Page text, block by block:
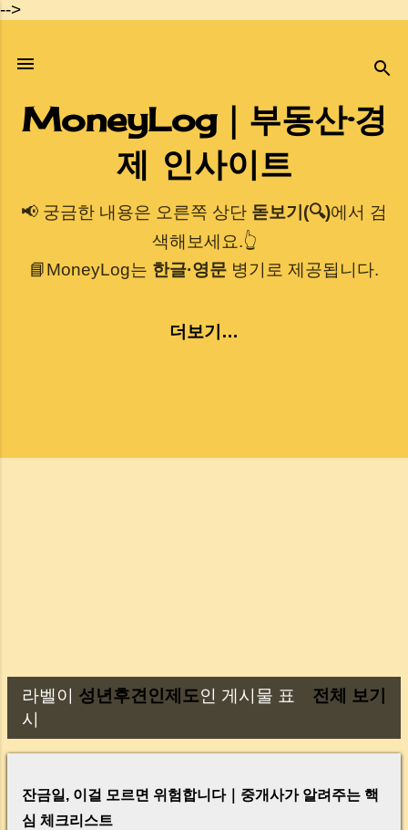
-->
기본 콘텐츠로 건너뛰기
MoneyLog｜부동산·경
제 인사이트
📢 궁금한 내용은 오른쪽 상단 돋보기(🔍)에서 검
색해보세요.👆
📘MoneyLog는 한글·영문 병기로 제공됩니다.
더보기…
글
라벨이 성년후견인제도인 게시물 표
시
전체 보기
잔금일, 이걸 모르면 위험합니다｜중개사가 알려주는 핵
심 체크리스트